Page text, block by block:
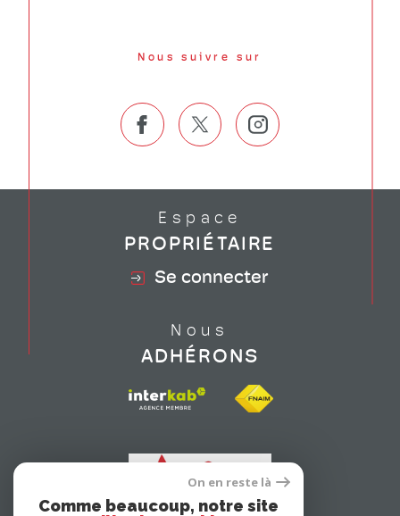
Nous suivre sur
Espace
PROPRIÉTAIRE
Se connecter
Nous
ADHÉRONS
On en reste là
Comme beaucoup, notre site